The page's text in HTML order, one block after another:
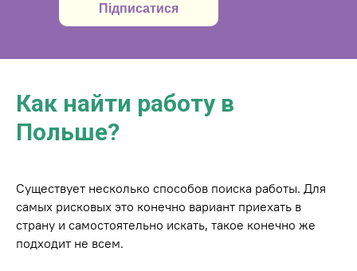
Підписатися
Как найти работу в
Польше?
Существует несколько способов поиска работы. Для
самых рисковых это конечно вариант приехать в
страну и самостоятельно искать, такое конечно же
подходит не всем.